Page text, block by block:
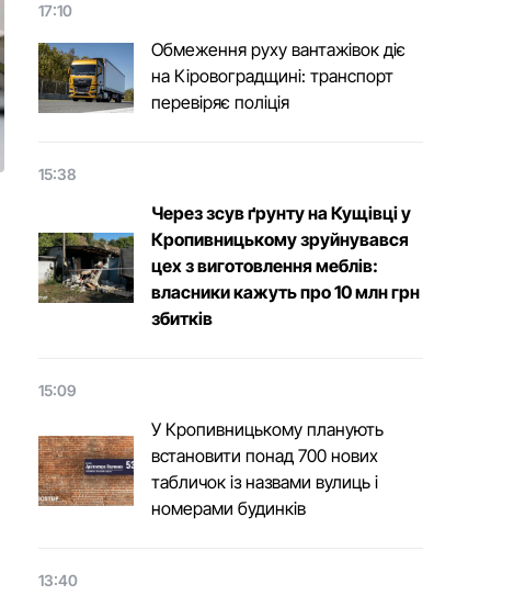
17:10
Обмеження руху вантажівок діє
на Кіровоградщині: транспорт
перевіряє поліція
15:38
Через зсув ґрунту на Кущівці у
Кропивницькому зруйнувався
цех з виготовлення меблів:
власники кажуть про 10 млн грн
збитків
15:09
У Кропивницькому планують
встановити понад 700 нових
табличок із назвами вулиць і
номерами будинків
13:40